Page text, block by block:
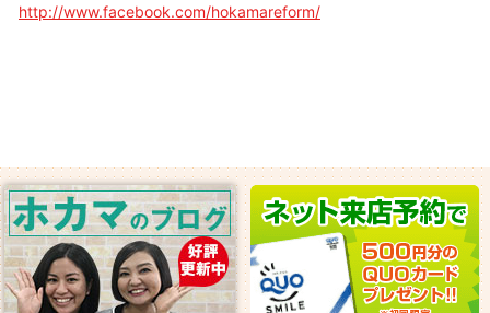
http://www.facebook.com/hokamareform/